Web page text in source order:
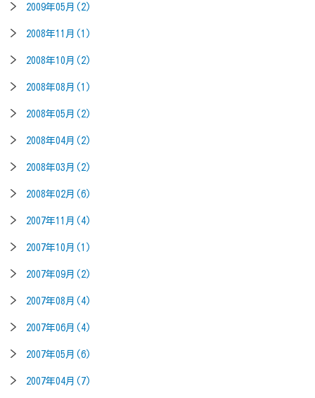
2009年05月(2)
2008年11月(1)
2008年10月(2)
2008年08月(1)
2008年05月(2)
2008年04月(2)
2008年03月(2)
2008年02月(6)
2007年11月(4)
2007年10月(1)
2007年09月(2)
2007年08月(4)
2007年06月(4)
2007年05月(6)
2007年04月(7)